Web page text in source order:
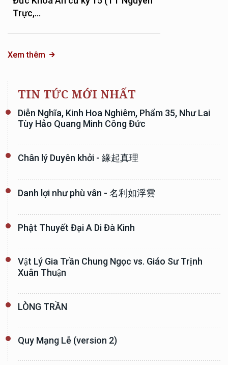
Trực,...
Xem thêm
TIN TỨC MỚI NHẤT
Diễn Nghĩa, Kinh Hoa Nghiêm, Phẩm 35, Như Lai
Tùy Hảo Quang Minh Công Đức
Chân lý Duyên khởi - 緣起真理
Danh lợi như phù vân - 名利如浮雲
Phật Thuyết Đại A Di Đà Kinh
Vật Lý Gia Trần Chung Ngọc vs. Giáo Sư Trịnh
Xuân Thuận
LÒNG TRẦN
Quy Mạng Lễ (version 2)